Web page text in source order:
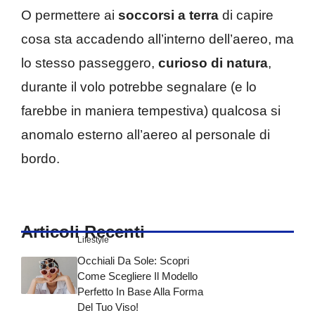
O permettere ai soccorsi a terra di capire
cosa sta accadendo all’interno dell’aereo, ma
lo stesso passeggero, curioso di natura,
durante il volo potrebbe segnalare (e lo
farebbe in maniera tempestiva) qualcosa si
anomalo esterno all’aereo al personale di
bordo.
Articoli Recenti
Lifestyle
Occhiali Da Sole: Scopri
Come Scegliere Il Modello
Perfetto In Base Alla Forma
Del Tuo Viso!